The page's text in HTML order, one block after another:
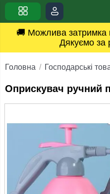
🚚 Можлива затримка
Дякуємо за
Головна Господарські
Оприскувач ручний